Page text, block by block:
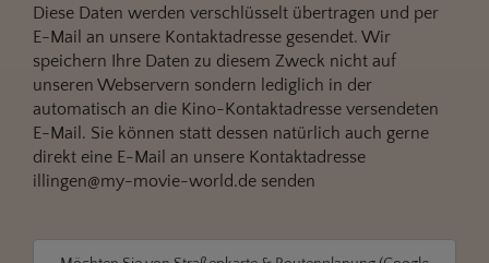
Diese Daten werden verschlüsselt übertragen und per
E-Mail an unsere Kontaktadresse gesendet. Wir
speichern Ihre Daten zu diesem Zweck nicht auf
unseren Webservern sondern lediglich in der
automatisch an die Kino-Kontaktadresse versendeten
E-Mail. Sie können statt dessen natürlich auch gerne
direkt eine E-Mail an unsere Kontaktadresse
illingen@my-movie-world.de senden